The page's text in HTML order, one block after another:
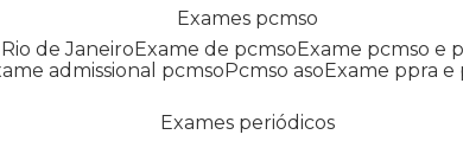
Exames pcmso
Rio de Janeiro Exame de pcmso Exame pcmso e
admissional pcmso Pcmso aso Exame ppra
Exames periódicos